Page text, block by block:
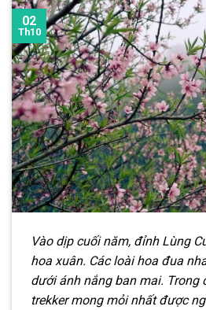
02
Th10
Vào dịp cuối năm, đỉnh Lùng
hoa xuân. Các loài hoa đua
dưới ánh nắng ban mai. Trong
trekker mong mỏi nhất được